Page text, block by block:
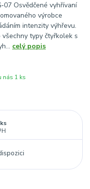
Osvědčené vyhřívaní
výrobce
intenzity výhřevu.
typy čtyřkolek s
celý popis
nás 1 ks
ks